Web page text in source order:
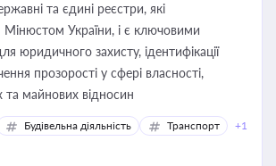
та єдині реєстри, які
Мінюстом України, і є ключовими
юридичного захисту, ідентифікації
прозорості у сфері власності,
та майнових відносин
Будівельна діяльність Транспорт +1